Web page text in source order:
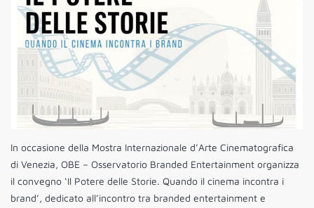
In occasione della Mostra Internazionale d’Arte Cinematografica
di Venezia, OBE – Osservatorio Branded Entertainment organizza
il convegno ‘Il Potere delle Storie. Quando il cinema incontra i
brand’, dedicato all’incontro tra branded entertainment e